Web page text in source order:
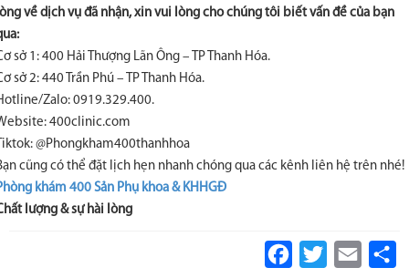
về dịch vụ đã nhận, xin vui lòng cho chúng tôi biết vấn đề của bạn
sở 1: 400 Hải Thượng Lãn Ông – TP Thanh Hóa.
sở 2: 440 Trần Phú – TP Thanh Hóa.
Zalo: 0919.329.400.
400clinic.com
@Phongkham400thanhhoa
cũng có thể đặt lịch hẹn nhanh chóng qua các kênh liên hệ trên nhé!
khám 400 Sản Phụ khoa & KHHGĐ
lượng & sự hài lòng
Facebook
Twitter Email